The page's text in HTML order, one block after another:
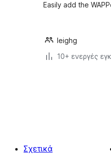
Easily add the
leighg
10+ ενεργές
Σχετικά